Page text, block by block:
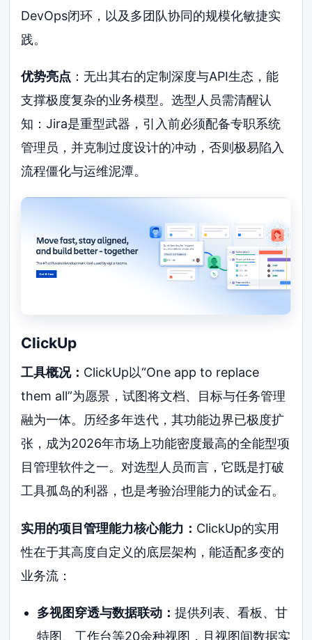
DevOps闭环，以及多团队协同的规模化敏捷实
践。
优势亮点 ：无出其右的定制深度与API生态，能
支撑极度复杂的业务模型。选型人员需清醒认
知：Jira是重型武器，引入前必须配备专职系统
管理员，并克制过度设计的冲动，否则极易陷入
流程僵化与运维泥潭。
ClickUp
工具概况： ClickUp以“One app to replace
them all”为愿景，试图将文档、目标与任务管理
融为一体。历经多年迭代，其功能边界已极度扩
张，成为2026年市场上功能密度最高的全能型项
目管理软件之一。对选型人员而言，它既是打破
工具孤岛的利器，也是考验治理能力的试金石。
实用的项目管理能力核心能力： ClickUp的实用
性在于其高度自定义的底层架构，能适配多变的
业务流：
多视图穿透与数据联动： 提供列表、看板、甘
特图、工作台等20余种视图，且视图间数据实